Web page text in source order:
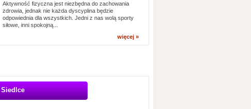
Aktywność fizyczna jest niezbędna do zachowania
zdrowia, jednak nie każda dyscyplina będzie
odpowiednia dla wszystkich. Jedni z nas wolą sporty
siłowe, inni spokojną...
więcej »
Siedlce